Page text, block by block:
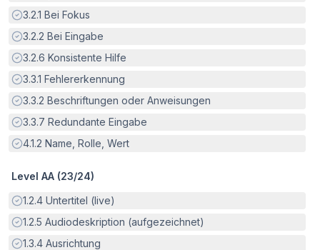
Erfüllt:
3.2.1 Bei Fokus
Erfüllt:
3.2.2 Bei Eingabe
Erfüllt:
3.2.6 Konsistente Hilfe
Erfüllt:
3.3.1 Fehlererkennung
Erfüllt:
3.3.2 Beschriftungen oder Anweisungen
Erfüllt:
3.3.7 Redundante Eingabe
Erfüllt:
4.1.2 Name, Rolle, Wert
Level AA (23/24)
Erfüllt:
1.2.4 Untertitel (live)
Erfüllt:
1.2.5 Audiodeskription (aufgezeichnet)
Erfüllt:
1.3.4 Ausrichtung